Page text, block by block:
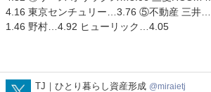
4.16 東京センチュリー…3.76 ⑤不動産 三井
1.46 野村…4.92 ヒューリック…4.05
miraietj
TJ｜ひとり暮らし資産形成 miraietj